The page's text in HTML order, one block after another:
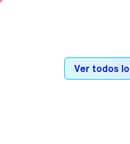
Ver todos